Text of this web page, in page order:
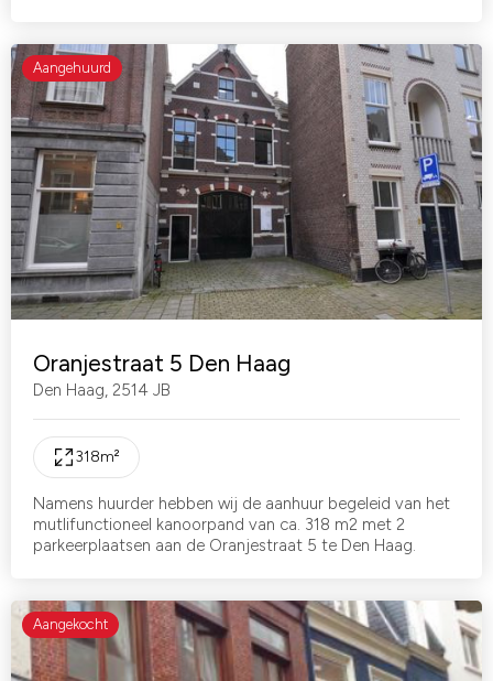
Aangehuurd
Oranjestraat 5 Den Haag
Den Haag, 2514 JB
318m²
Namens huurder hebben wij de aanhuur begeleid van het
mutlifunctioneel kanoorpand van ca. 318 m2 met 2
parkeerplaatsen aan de Oranjestraat 5 te Den Haag.
Aangekocht